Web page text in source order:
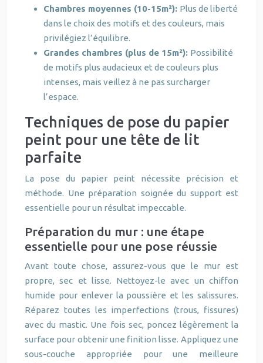
Chambres moyennes (10-15m²): Plus de liberté
dans le choix des motifs et des couleurs, mais
privilégiez l’équilibre.
Grandes chambres (plus de 15m²): Possibilité
de motifs plus audacieux et de couleurs plus
intenses, mais veillez à ne pas surcharger
l’espace.
Techniques de pose du papier
peint pour une tête de lit
parfaite
La pose du papier peint nécessite précision et
méthode. Une préparation soignée du support est
essentielle pour un résultat impeccable.
Préparation du mur : une étape
essentielle pour une pose réussie
Avant toute chose, assurez-vous que le mur est
propre, sec et lisse. Nettoyez-le avec un chiffon
humide pour enlever la poussière et les salissures.
Réparez toutes les imperfections (trous, fissures)
avec du mastic. Une fois sec, poncez légèrement la
surface pour obtenir une finition lisse. Appliquez une
sous-couche appropriée pour une meilleure